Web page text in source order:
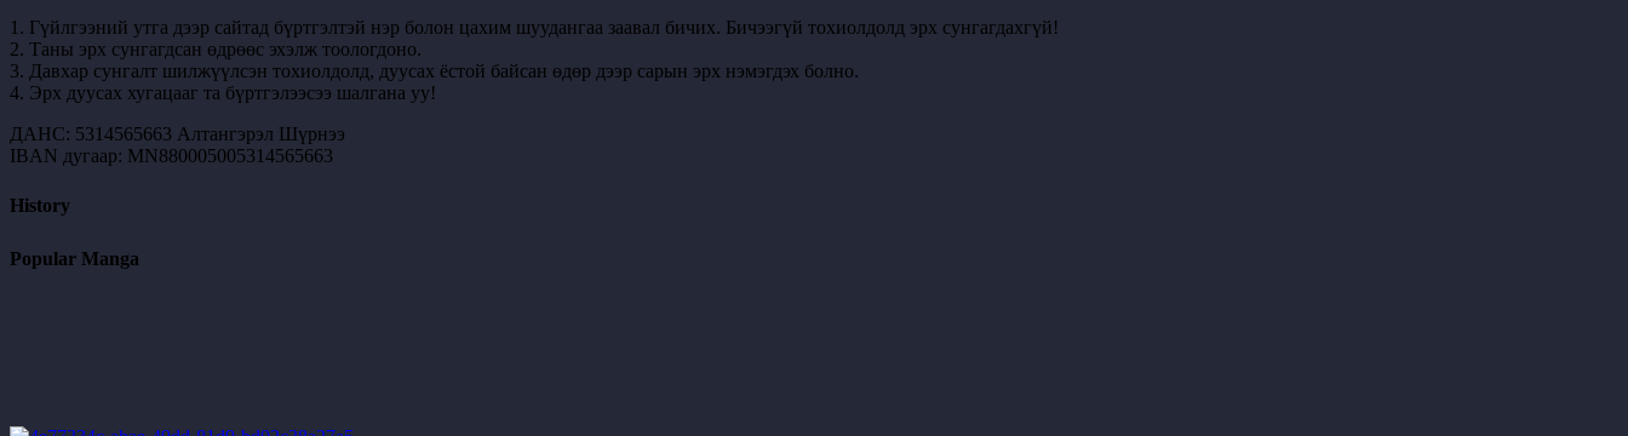
1. Гүйлгээний утга дээр сайтад бүртгэлтэй нэр болон цахим шуудангаа заавал бичих. Бичээгүй тохиолдолд эрх сунгагдахгүй!
2. Таны эрх сунгагдсан өдрөөс эхэлж тоологдоно.
3. Давхар сунгалт шилжүүлсэн тохиолдолд, дуусах ёстой байсан өдөр дээр сарын эрх нэмэгдэх болно.
4. Эрх дуусах хугацааг та бүртгэлээсээ шалгана уу!
ДАНС: 5314565663 Алтангэрэл Шүрнээ
IBAN дугаар: MN880005005314565663
History
Popular Manga